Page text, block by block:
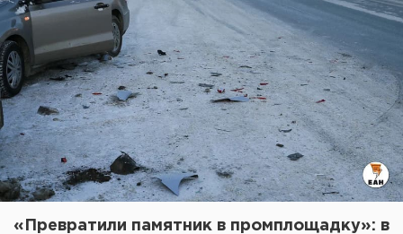
«Превратили памятник в промплощадку»: в